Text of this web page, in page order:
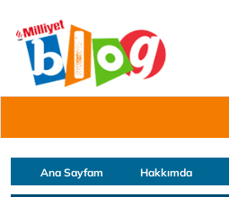
Ana Sayfam Hakkımda